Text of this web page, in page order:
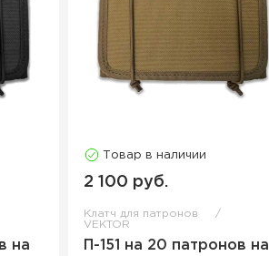
на
Товар в наличии
2 100 руб.
Клатч для патронов
VEKTOR
П-151 на 20 патронов на